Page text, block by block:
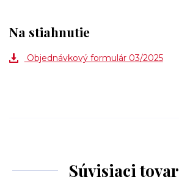
Na stiahnutie
Objednávkový formulár 03/2025
Súvisiaci tovar